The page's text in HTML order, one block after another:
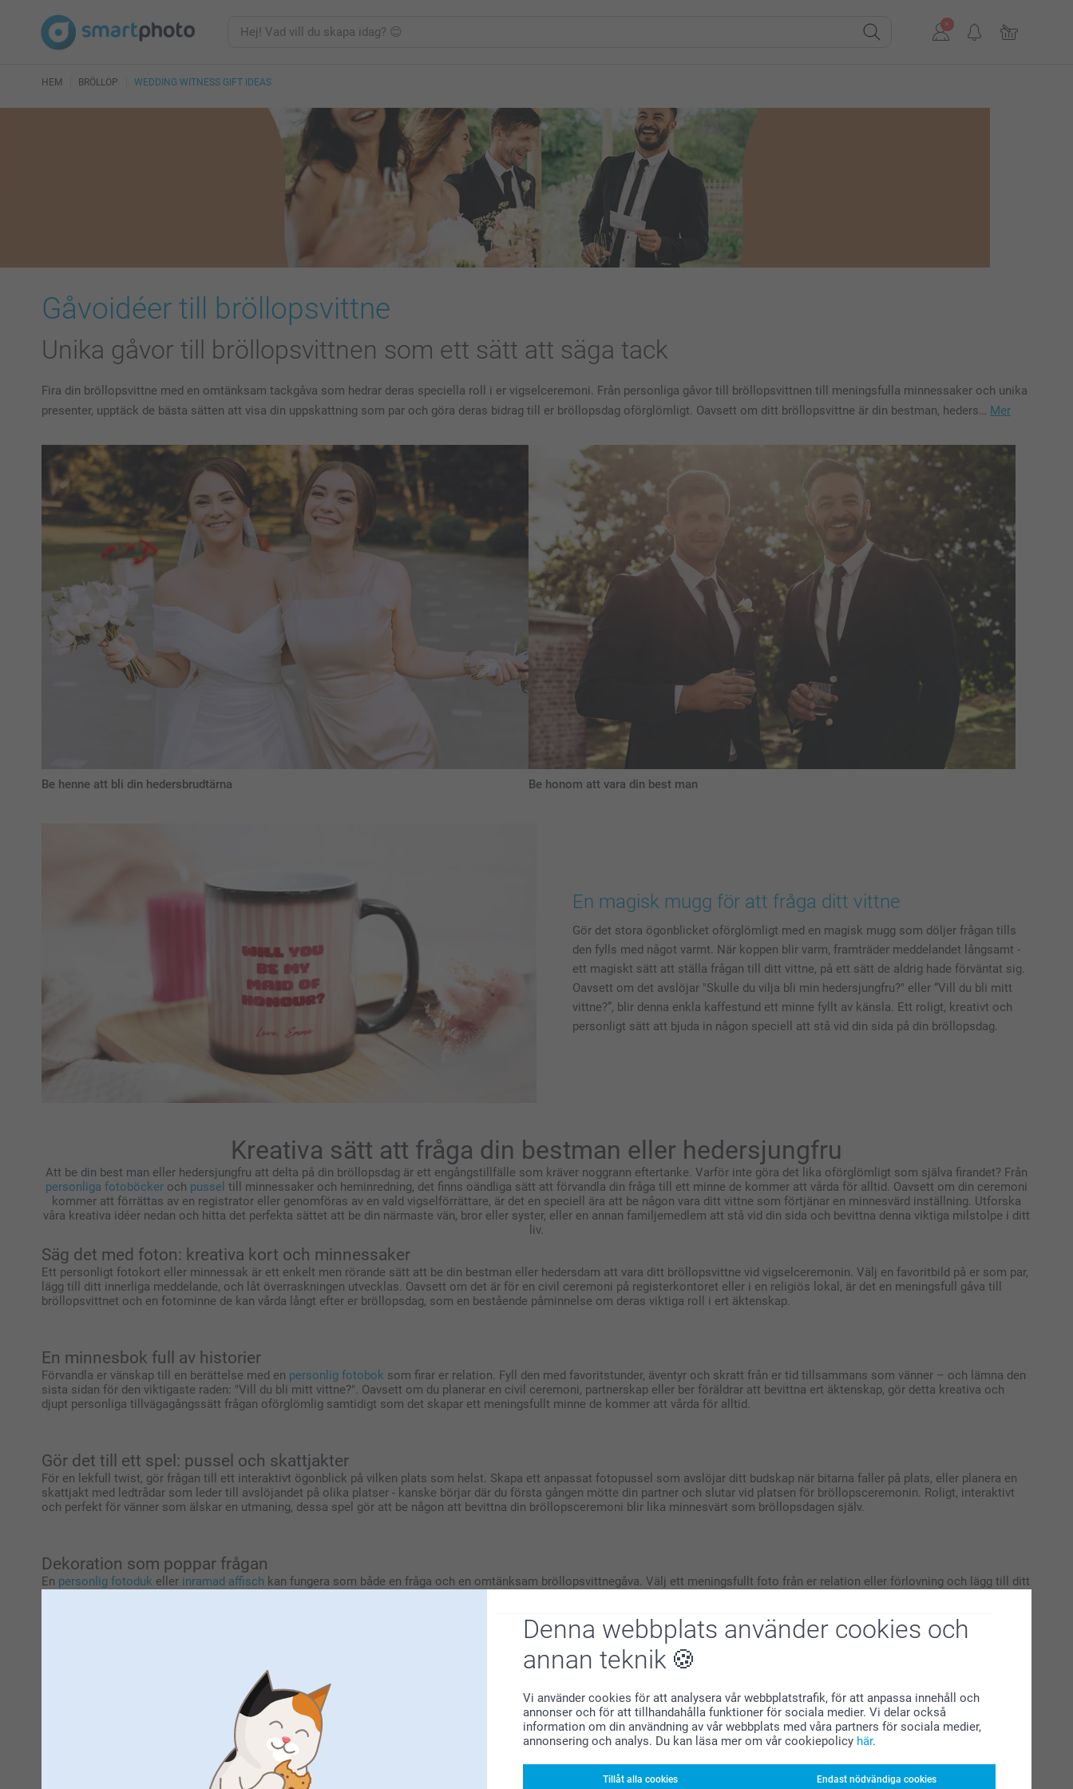
Denna webbplats använder cookies och
annan teknik
Vi använder cookies för att analysera vår webbplatstrafik, för att anpassa innehåll och
annonser och för att tillhandahålla funktioner för sociala medier. Vi delar också
information om din användning av vår webbplats med våra partners för sociala medier,
annonsering och analys. Du kan läsa mer om vår cookiepolicy här.
Tillåt alla cookies Endast nödvändiga cookies
HEM BRÖLLOP WEDDING WITNESS GIFT IDEAS
Gåvoidéer till bröllopsvittne
Unika gåvor till bröllopsvittnen som ett sätt att säga tack
Fira din bröllopsvittne med en omtänksam tackgåva som hedrar deras speciella roll i er vigselceremoni. Från personliga gåvor till bröllopsvittnen till meningsfulla minnessaker och unika
presenter, upptäck de bästa sätten att visa din uppskattning som par och göra deras bidrag till er bröllopsdag oförglömligt. Oavsett om ditt bröllopsvittne är din bestman, heders… Mer
Be henne att bli din hedersbrudtärna Be honom att vara din best man
En magisk mugg för att fråga ditt vittne
Gör det stora ögonblicket oförglömligt med en magisk mugg som döljer frågan tills
den fylls med något varmt. När koppen blir varm, framträder meddelandet långsamt -
ett magiskt sätt att ställa frågan till ditt vittne, på ett sätt de aldrig hade förväntat sig.
Oavsett om det avslöjar "Skulle du vilja bli min hedersjungfru?" eller “Vill du bli mitt
vittne?”, blir denna enkla kaffestund ett minne fyllt av känsla. Ett roligt, kreativt och
personligt sätt att bjuda in någon speciell att stå vid din sida på din bröllopsdag.
Kreativa sätt att fråga din bestman eller hedersjungfru
Att be din best man eller hedersjungfru att delta på din bröllopsdag är ett engångstillfälle som kräver noggrann eftertanke. Varför inte göra det lika oförglömligt som själva firandet? Från
personliga fotoböcker och pussel till minnessaker och heminredning, det finns oändliga sätt att förvandla din fråga till ett minne de kommer att vårda för alltid. Oavsett om din ceremoni
kommer att förrättas av en registrator eller genomföras av en vald vigselförrättare, är det en speciell ära att be någon vara ditt vittne som förtjänar en minnesvärd inställning. Utforska
våra kreativa idéer nedan och hitta det perfekta sättet att be din närmaste vän, bror eller syster, eller en annan familjemedlem att stå vid din sida och bevittna denna viktiga milstolpe i ditt
liv.
Säg det med foton: kreativa kort och minnessaker
Ett personligt fotokort eller minnessak är ett enkelt men rörande sätt att be din bestman eller hedersdam att vara ditt bröllopsvittne vid vigselceremonin. Välj en favoritbild på er som par,
lägg till ditt innerliga meddelande, och låt överraskningen utvecklas. Oavsett om det är för en civil ceremoni på registerkontoret eller i en religiös lokal, är det en meningsfull gåva till
bröllopsvittnet och en fotominne de kan vårda långt efter er bröllopsdag, som en bestående påminnelse om deras viktiga roll i ert äktenskap.
En minnesbok full av historier
Förvandla er vänskap till en berättelse med en personlig fotobok som firar er relation. Fyll den med favoritstunder, äventyr och skratt från er tid tillsammans som vänner – och lämna den
sista sidan för den viktigaste raden: "Vill du bli mitt vittne?". Oavsett om du planerar en civil ceremoni, partnerskap eller ber föräldrar att bevittna ert äktenskap, gör detta kreativa och
djupt personliga tillvägagångssätt frågan oförglömlig samtidigt som det skapar ett meningsfullt minne de kommer att vårda för alltid.
Gör det till ett spel: pussel och skattjakter
För en lekfull twist, gör frågan till ett interaktivt ögonblick på vilken plats som helst. Skapa ett anpassat fotopussel som avslöjar ditt budskap när bitarna faller på plats, eller planera en
skattjakt med ledtrådar som leder till avslöjandet på olika platser - kanske börjar där du första gången mötte din partner och slutar vid platsen för bröllopsceremonin. Roligt, interaktivt
och perfekt för vänner som älskar en utmaning, dessa spel gör att be någon att bevittna din bröllopsceremoni blir lika minnesvärt som bröllopsdagen själv.
Dekoration som poppar frågan
En personlig fotoduk eller inramad affisch kan fungera som både en fråga och en omtänksam bröllopsvittnegåva. Välj ett meningsfullt foto från er relation eller förlovning och lägg till ditt
till ditt bröllopsvittne och ett meningsfullt sätt att visa din tacksamhet för deras viktiga roll i att göra ert äktenskap möjligt.
Öppna överraskningen: minneslådor & gåvor
Gör ögonblicket ännu mer spännande med enpersonlig minneslåda
eller gåva till bröllopsvittnen. Lägg till foton, symboler från er vänskap och din fråga gömd inuti tillsammans med små
minnessaker från er relationsresa. Oavsett om du planerar en borgerlig ceremoni med en vigselförrättare eller en religiös ceremoni med en officiant, fungerar detta omtänksamma
tillvägagångssätt perfekt för att be din best man, hedersjungfru eller till och med föräldrar att vara ditt vittne. Det är ett meningsfullt sätt att hedra deras roll i din vigselceremoni samtidigt
som du ger dem en personlig gåva de kommer att vårda för alltid, och skapa ett bestående minne av deras betydelse för er som par på er speciella bröllopsdag.